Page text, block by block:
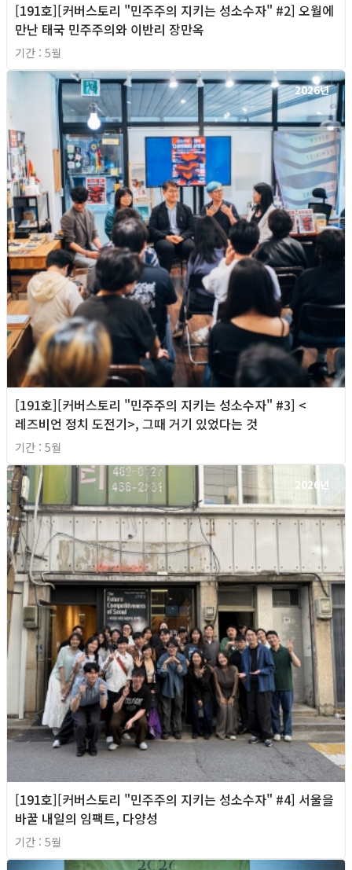
[191호][커버스토리 "민주주의 지키는 성소수자" #2] 오월에
만난 태국 민주주의와 이반리 장만옥
기간 : 5월
2026년
[191호][커버스토리 "민주주의 지키는 성소수자" #3] <
레즈비언 정치 도전기>, 그때 거기 있었다는 것
기간 : 5월
2026년
[191호][커버스토리 "민주주의 지키는 성소수자" #4] 서울을
바꿀 내일의 임팩트, 다양성
기간 : 5월